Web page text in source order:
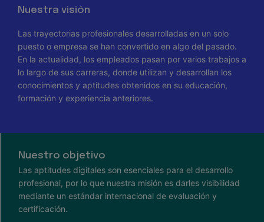
Nuestra visión
Las trayectorias profesionales desarrolladas en un solo
puesto o empresa se han convertido en algo del pasado.
En la actualidad, los empleados pasan por varios trabajos a
lo largo de sus carreras, donde utilizan y desarrollan los
conocimientos y aptitudes obtenidos en su educación,
formación y experiencia anteriores.
Nuestro objetivo
Las aptitudes digitales son esenciales para el desarrollo
profesional, por lo que nuestra misión es darles visibilidad
mediante un estándar internacional de evaluación y
certificación.